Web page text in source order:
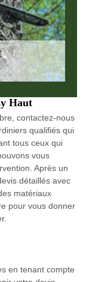
Haut
contactez-nous
qualifiés qui
tous ceux qui
vous
Après un
détaillés avec
matériaux
pour vous donner
en tenant compte